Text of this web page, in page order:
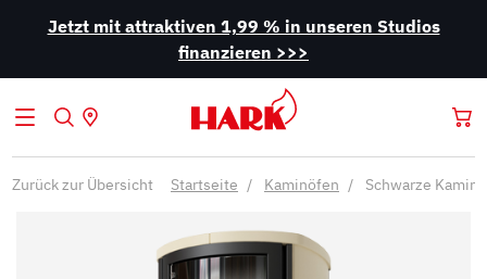
Jetzt mit attraktiven 1,99 % in unseren Studios
finanzieren >>>
Zurück zur Übersicht Startseite Kaminöfen Schwarze